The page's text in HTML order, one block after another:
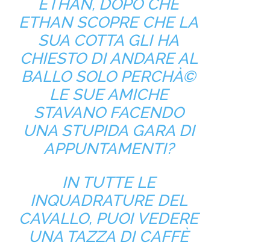
ETHAN, DOPO CHE
ETHAN SCOPRE CHE LA
SUA COTTA GLI HA
CHIESTO DI ANDARE AL
BALLO SOLO PERCHÀ©
LE SUE AMICHE
STAVANO FACENDO
UNA STUPIDA GARA DI
APPUNTAMENTI?
IN TUTTE LE
INQUADRATURE DEL
CAVALLO, PUOI VEDERE
UNA TAZZA DI CAFFÈ